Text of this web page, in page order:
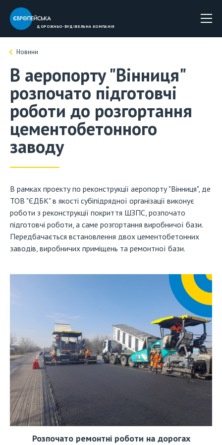
ДОРОЖНЬО-БУДIВЕЛЬНА КОМПАНIЯ
Новини
В аеропорту "Вінниця"
розпочато підготовчі
роботи до розгортання
цементобетонного
заводу
В рамках проекту по реконструкції аеропорту "Вінниця", де
ТОВ "ЄДБК" в якості субіпідрядної організації виконує
роботи з реконструкції покриття ШЗПС, розпочато
підготовчі роботи, а саме розгортання виробничої бази.
Передбачається встановлення двох цементобетонних
заводів, виробничих приміщень та ремонтної бази.
Розпочато ремонтні роботи на дорогах